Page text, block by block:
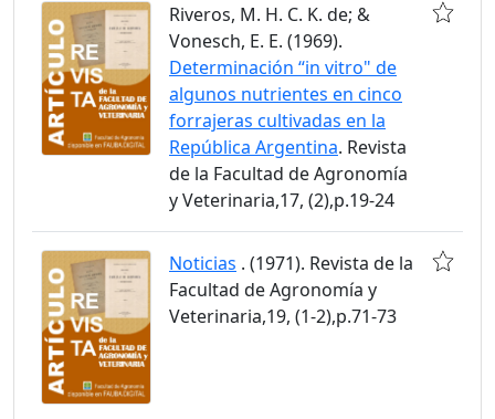
Riveros, M. H. C. K. de; &
Vonesch, E. E. (1969).
Determinación “in vitro" de
algunos nutrientes en cinco
forrajeras cultivadas en la
República Argentina. Revista
de la Facultad de Agronomía
y Veterinaria,17, (2),p.19-24
Noticias . (1971). Revista de la
Facultad de Agronomía y
Veterinaria,19, (1-2),p.71-73